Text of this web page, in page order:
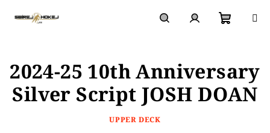
košík
2024-25 10th Anniversary
Silver Script JOSH DOAN
UPPER DECK